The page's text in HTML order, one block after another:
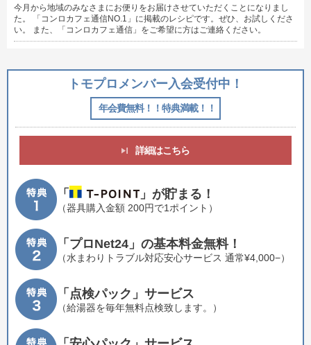
今月から地域のみなさまにお便りをお届けさせていただくことになりまし
た。 「コンロカフェ通信NO.1」に掲載のレシピです。ぜひ、お試しくださ
い。 また、「コンロカフェ通信」をご希望に方はご連絡ください。
トモプロメンバー入会受付中！
年会費無料！！特典満載！！
詳細はこちら
特典1
「 」が貯まる！
（器具購入金額 200円で1ポイント）
「プロNet24」の基本料金無料！
（水まわりトラブル対応安心サービス 通常¥4,000−）
「点検パック」サービス
（給湯器を毎年無料点検致します。）